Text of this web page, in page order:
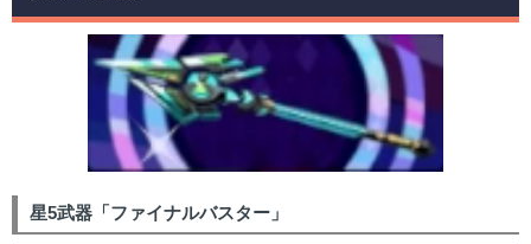
星5武器「ファイナルバスター」